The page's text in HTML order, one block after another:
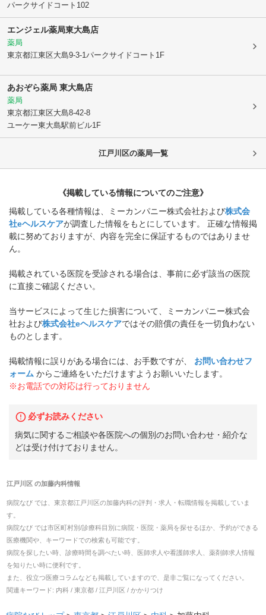
パークサイドコート102
エンジェル薬局東大島店
薬局
東京都江東区大島9-3-1パークサイドコート1F
あおぞら薬局 東大島店
薬局
東京都江東区大島8-42-8
ユーケー東大島駅前ビル1F
江戸川区の薬局一覧
《掲載している情報についてのご注意》
掲載している各種情報は、ミーカンパニー株式会社および株式会
社eヘルスケアが調査した情報をもとにしています。 正確な情報掲
載に努めておりますが、内容を完全に保証するものではありませ
ん。
掲載されている医院を受診される場合は、事前に必ず該当の医院
に直接ご確認ください。
当サービスによって生じた損害について、ミーカンパニー株式会
社および株式会社eヘルスケアではその賠償の責任を一切負わない
ものとします。
掲載情報に誤りがある場合には、お手数ですが、
お問い合わせフ
ォーム からご連絡をいただけますようお願いいたします。
※お電話での対応は行っておりません
必ずお読みください
病気に関するご相談や各医院への個別のお問い合わせ・紹介な
どは受け付けておりません。
江戸川区 の加藤内科情報
病院なび では、 東京都江戸川区の加藤内科の評判・求人・転職情報を掲載していま
す。
病院なび では市区町村別/診療科目別に病院・医院・薬局を探せるほか、予約ができる
医療機関や、キーワードでの検索も可能です。
病院を探したい時、診療時間を調べたい時、医師求人や看護師求人、薬剤師求人情報
を知りたい時に便利です。
また、役立つ医療コラムなども掲載していますので、是非ご覧になってください。
関連キーワード: 内科 / 東京都 / 江戸川区 / かかりつけ